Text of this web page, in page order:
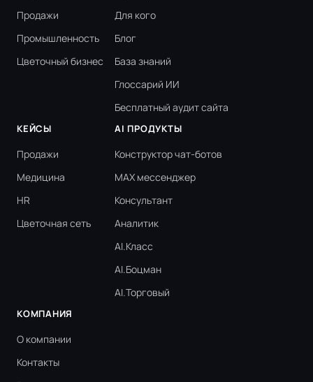
Продажи
Промышленность
Цветочный бизнес
Для кого
Блог
База знаний
Глоссарий ИИ
Бесплатный аудит сайта
КЕЙСЫ
Продажи
Медицина
HR
Цветочная сеть
AI ПРОДУКТЫ
Конструктор чат-ботов
MAX мессенджер
Консультант
Аналитик
AI.Класс
AI.Боцман
AI.Торговый
КОМПАНИЯ
О компании
Контакты